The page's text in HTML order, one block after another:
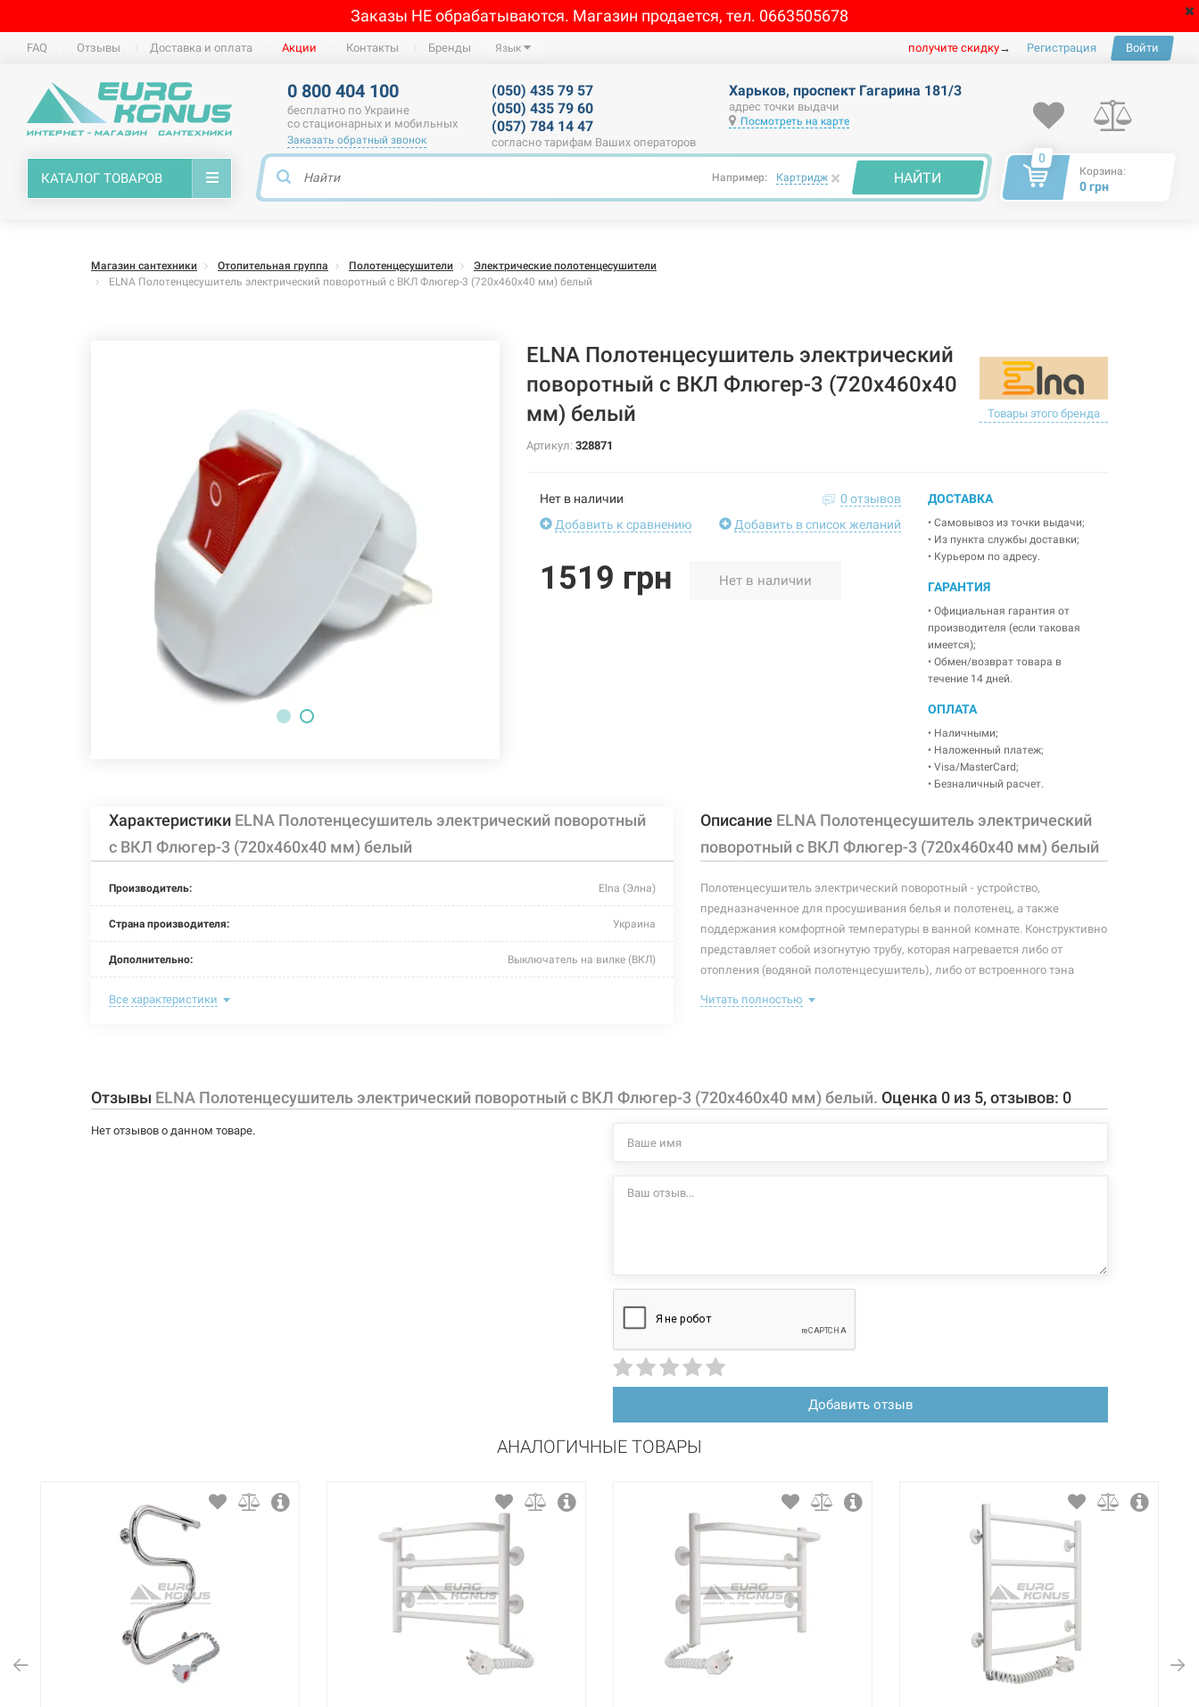
Заказы НЕ обрабатываются. Магазин продается, тел. 0663505678
FAQ Отзывы Доставка и оплата Акции Контакты Бренды Язык получите скидку→ Регистрация Войти
0 800 404 100
бесплатно по Украине
со стационарных и мобильных
Заказать обратный звонок
(050) 435 79 57
(050) 435 79 60
(057) 784 14 47
согласно тарифам Ваших операторов
Харьков, проспект Гагарина 181/3
адрес точки выдачи
Посмотреть на карте
КАТАЛОГ ТОВАРОВ Например: Картридж × НАЙТИ
0
Корзина:
0 грн
Магазин сантехники Отопительная группа Полотенцесушители
Электрические полотенцесушители
ELNA Полотенцесушитель электрический поворотный с ВКЛ Флюгер-3 (720х460х40 мм) белый
ELNA Полотенцесушитель электрический
поворотный с ВКЛ Флюгер-3 (720х460х40
мм) белый
Товары этого бренда
Артикул: 328871
Нет в наличии
0 отзывов
Добавить к сравнению
Добавить в список желаний
1519 грн Нет в наличии
ДОСТАВКА
• Самовывоз из точки выдачи;
• Из пункта службы доставки;
• Курьером по адресу.
ГАРАНТИЯ
• Официальная гарантия от
производителя (если таковая
имеется);
• Обмен/возврат товара в
течение 14 дней.
ОПЛАТА
• Наличными;
• Наложенный платеж;
• Visa/MasterCard;
• Безналичный расчет.
Характеристики ELNA Полотенцесушитель электрический поворотный
с ВКЛ Флюгер-3 (720х460х40 мм) белый
Производитель: Elna (Элна)
Страна производителя: Украина
Дополнительно: Выключатель на вилке (ВКЛ)
Цвет:
Высота: 720 мм
Мощность: 93 Вт
Все характеристики
Описание ELNA Полотенцесушитель электрический
поворотный с ВКЛ Флюгер-3 (720х460х40 мм) белый
Полотенцесушитель электрический поворотный - устройство,
предназначенное для просушивания белья и полотенец, а также
поддержания комфортной температуры в ванной комнате. Конструктивно
представляет собой изогнутую трубу, которая нагревается либо от
отопления (водяной полотенцесушитель), либо от встроенного тэна
подобранный полотенцесушитель станет незаменимым элементом
производителем изменения, магазин ответственности не несет.
Читать полностью
Отзывы ELNA Полотенцесушитель электрический поворотный с ВКЛ Флюгер-3 (720х460х40 мм) белый. Оценка 0 из 5, отзывов: 0
Нет отзывов о данном товаре.
Добавить отзыв
АНАЛОГИЧНЫЕ ТОВАРЫ